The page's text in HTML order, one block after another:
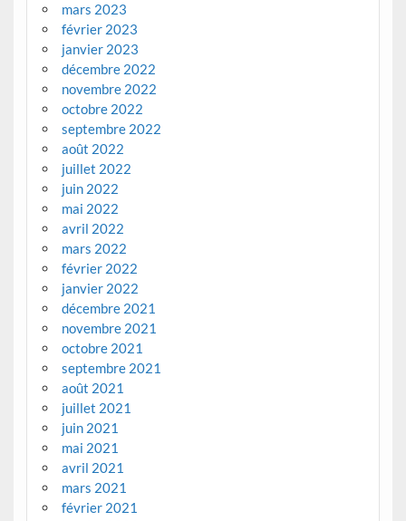
mars 2023
février 2023
janvier 2023
décembre 2022
novembre 2022
octobre 2022
septembre 2022
août 2022
juillet 2022
juin 2022
mai 2022
avril 2022
mars 2022
février 2022
janvier 2022
décembre 2021
novembre 2021
octobre 2021
septembre 2021
août 2021
juillet 2021
juin 2021
mai 2021
avril 2021
mars 2021
février 2021